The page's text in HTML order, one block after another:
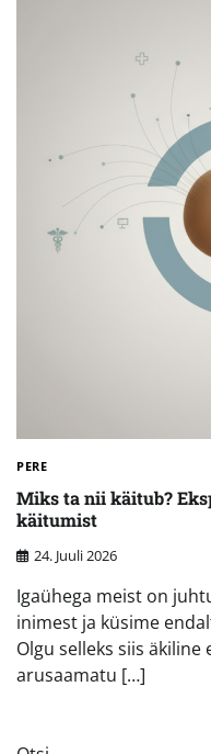
PERE
Miks ta nii käitub?
käitumist
24. Juuli 2026
Igaühega meist on
inimest ja küsime
Olgu selleks siis
arusaamatu […]